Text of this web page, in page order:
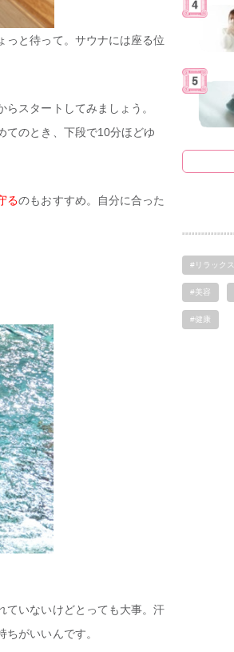
っと待って。サウナには座る位
スタートしてみましょう。
てのとき、下段で10分ほどゆ
るのもおすすめ。自分に合った
ていないけどとっても大事。汗
がいいんです。
#リラックス
#美容
#健康